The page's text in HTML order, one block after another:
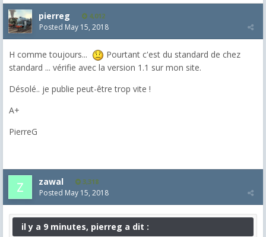
pierreg 4,012
Posted May 15, 2018
H comme toujours...
Pourtant c'est du standard de chez
standard ... vérifie avec la version 1.1 sur mon site.
Désolé.. je publie peut-être trop vite !
A+
PierreG
zawal 3,318
Posted May 15, 2018
il y a 9 minutes, pierreg a dit :